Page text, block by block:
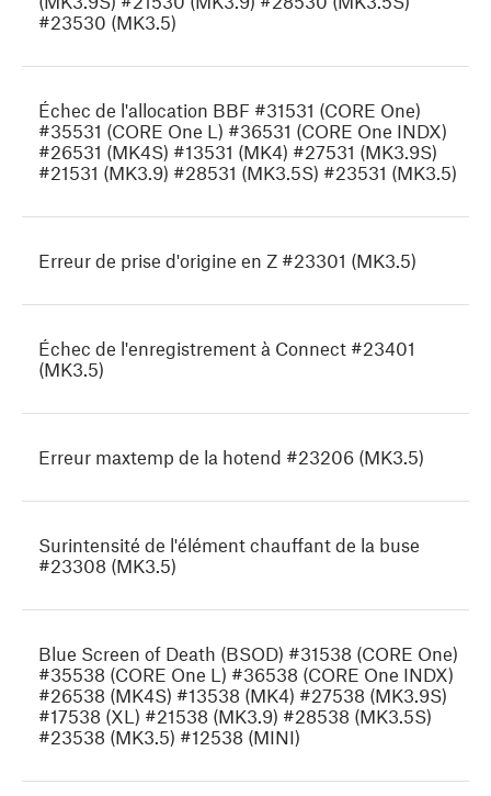
#23530 (MK3.5)
Échec de l'allocation BBF #31531 (CORE One)
#35531 (CORE One L) #36531 (CORE One INDX)
#26531 (MK4S) #13531 (MK4) #27531 (MK3.9S)
#21531 (MK3.9) #28531 (MK3.5S) #23531 (MK3.5)
Erreur de prise d'origine en Z #23301 (MK3.5)
Échec de l'enregistrement à Connect #23401
(MK3.5)
Erreur maxtemp de la hotend #23206 (MK3.5)
Surintensité de l'élément chauffant de la buse
#23308 (MK3.5)
Blue Screen of Death (BSOD) #31538 (CORE One)
#35538 (CORE One L) #36538 (CORE One INDX)
#26538 (MK4S) #13538 (MK4) #27538 (MK3.9S)
#17538 (XL) #21538 (MK3.9) #28538 (MK3.5S)
#23538 (MK3.5) #12538 (MINI)